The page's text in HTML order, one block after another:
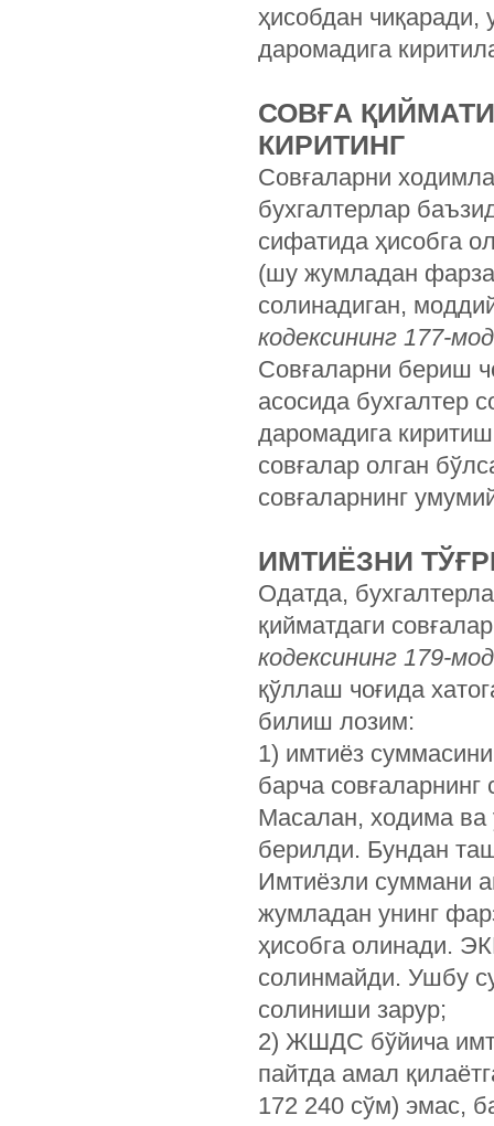
ҳисобдан чиқаради,
даромадига
СОВҒА
КИРИТИНГ
Совғаларни
бухгалтерлар
сифатида ҳисобга
(шу жумладан
солинадиган,
кодексининг 177-
Совғаларни бериш
асосида бухгалтер
даромадига
совғалар олган
совғаларнинг
ИМТИЁЗНИ
Одатда,
қийматдаги
кодексининг 179-
қўллаш чоғида
билиш лозим:
1) имтиёз
барча совғаларнинг
Масалан, ходима ва
берилди. Бундан
Имтиёзли суммани
жумладан унинг
ҳисобга олинади.
солинмайди. Ушбу
солиниши зарур;
2) ЖШДС бўйича
пайтда амал
172 240 сўм) эмас,